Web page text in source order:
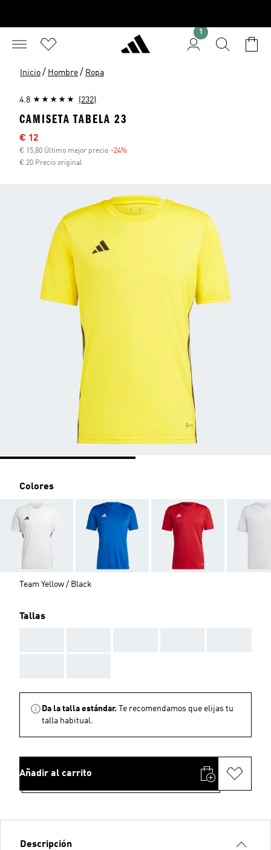
Inicio / Hombre / Ropa
4.8 (232)
CAMISETA TABELA 23
Precio rebajado
€ 12
€ 15,80 Último mejor precio -24%
€ 20 Precio original
Colores
Team Yellow / Black
Tallas
Da la talla estándar.
Te recomendamos que elijas tu
talla habitual.
Añadir al carrito
Descripción